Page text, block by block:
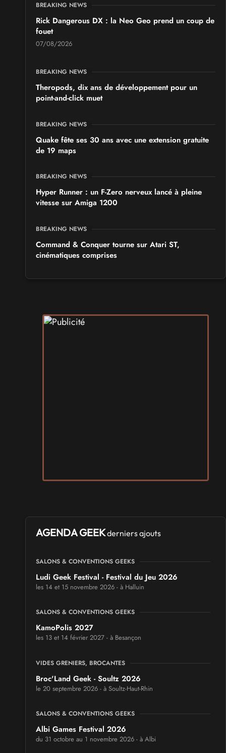
BREAKING NEWS
Rick Dangerous DX : la Neo Geo prend un coup de
fouet
07/08/2026
BREAKING NEWS
Theropods, dix ans de développement pour un
point-and-click muet
BREAKING NEWS
Quake fête ses 30 ans avec une extension gratuite
de 19 maps
BREAKING NEWS
Hyper Runner : un F-Zero nerveux lancé à pleine
vitesse sur Amiga 1200
BREAKING NEWS
Command & Conquer tourne sur Atari ST,
cinématiques comprises
AGENDA GEEKderniers ajouts
SALONS & CONVENTIONS GEEKS
Ludi Geek Festival - Festival du Jeu 2026
les 14 et 15 novembre 2026 - à Halluin
SALONS & CONVENTIONS GEEKS
KamoPolis 2027
les 13 et 14 février 2027 - à Besançon
VIDES GRENIERS, BROCANTES
Broc'Land Geek - Soultz 2026
le 20 septembre 2026 - à Soultz-Haut-Rhin
SALONS & CONVENTIONS GEEKS
Albi Games Festival 2026
du 31 octobre au 1 novembre 2026 - à Albi